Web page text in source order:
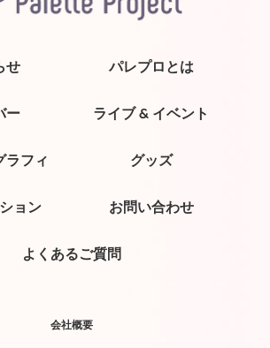
せ パレプロとは
ー ライブ & イベント
ラフィ グッズ
ョン お問い合わせ
よくあるご質問
会社概要